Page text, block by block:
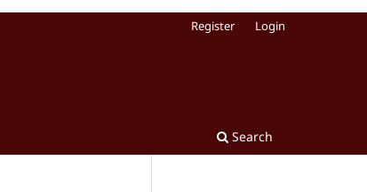
Search
Register Login